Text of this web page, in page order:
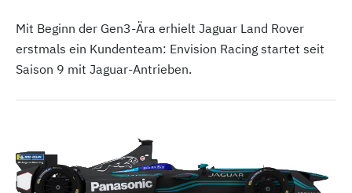
Mit Beginn der Gen3-Ära erhielt Jaguar Land Rover
erstmals ein Kundenteam: Envision Racing startet seit
Saison 9 mit Jaguar-Antrieben.